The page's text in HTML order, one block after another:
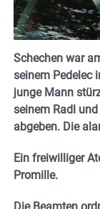
Schechen war
seinem Pedelec
junge Mann
seinem Radl
abgeben. Die
Ein freiwilliger
Promille.